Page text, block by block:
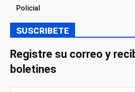
Policial
SUSCRIBETE
Registre su correo y
boletines